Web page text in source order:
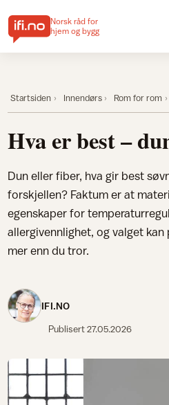
Norsk råd for
hjem og bygg
Startsiden Innendørs Rom for rom
Hva er best –
Dun eller fiber, hva gir best
forskjellen? Faktum er at
egenskaper for
allergivennlighet, og valget
mer enn du tror.
IFI.NO
Publisert27.05.2026